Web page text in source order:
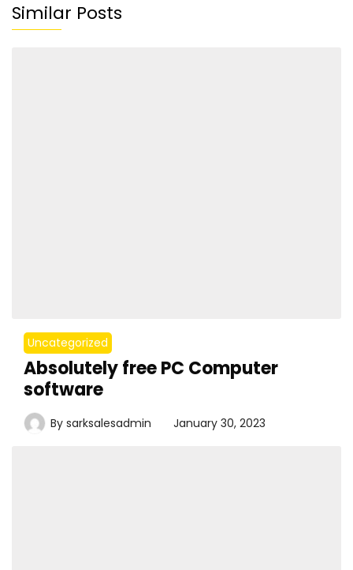
Similar Posts
Uncategorized
Absolutely free PC Computer
software
By sarksalesadmin January 30, 2023